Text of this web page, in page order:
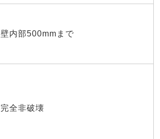
壁内部500mmまで
完全非破壊